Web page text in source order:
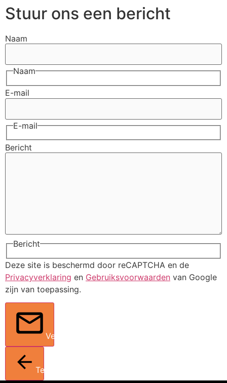
Stuur ons een bericht
Naam
Naam
E-mail
E-mail
Bericht
Bericht
Deze site is beschermd door reCAPTCHA en de
Privacyverklaring en Gebruiksvoorwaarden van Google
zijn van toepassing.
Verstuur
Terug